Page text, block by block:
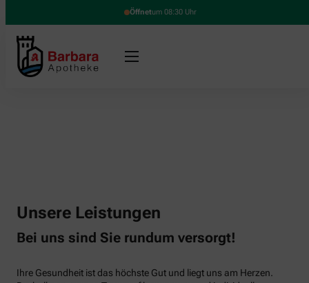
Öffnetum 08:30 Uhr
Unsere Leistungen
Bei uns sind Sie rundum versorgt!
Ihre Gesundheit ist das höchste Gut und liegt uns am Herzen.